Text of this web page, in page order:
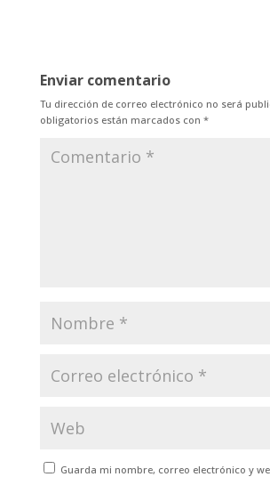
Enviar comentario
Tu dirección de correo electrónico no será
obligatorios están marcados con *
Guarda mi nombre, correo electrónico y